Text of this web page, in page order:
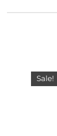
Sale!